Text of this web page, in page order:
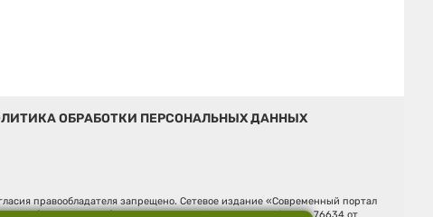
ОБРАБОТКИ ПЕРСОНАЛЬНЫХ ДАННЫХ
правообладателя запрещено. Сетевое издание «Современный портал